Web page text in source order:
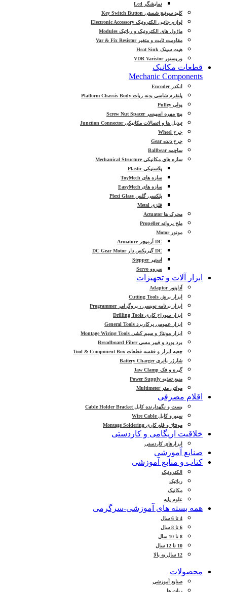
نمایشگر Lcd
کلید سوئیچ شستی Key Switch Button
لوازم جانبی الکترونیک Electronic Accessory
ماژول های الکترونیک و رباتیک Modules
مقاومت ثابت و متغیر Var & Fix Resistor
هیت سینک Heat Sink
وریستور VDR Varistor
قطعات مکانیک
Mechanic Components
انکدر Encoder
پلتفرم شاسی بدنه ربات Platform Chassis Body
پولی Pulley
پیچ مهره اسپیسر Screw Nut Spacer
تبدیل ها و اتصالات مکانیکی Junction Connector
چرخ Wheel
چرخ دنده Gear
ساچمه Ballbear
سازه های مکانیکی Mechanical Structure
پلاستیکی Plastic
سازه های ToyMech
سازه های EasyMech
پلکسی گلس Plexi Glass
فلزی Metal
محرک ها Actuator
ملخ پروانه Propeller
موتور Motor
DC آرمیچر Armature
DC گیربکس دار DC Gear Motor
استپر Stepper
سروو Servo
ابزار آلات و تجهیزات
آداپتور Adaptor
ابزار برش Cutting Tools
ابزار برنامه نویسی ، پروگرامر Programmer
ابزار سوراخ کاری Drilling Tools
ابزار عمومی پرکاربرد General Tools
ابزار مونتاژ و سیم کشی Montage Wiring Tools
برد بورد و فیبر مسی Breadboard Fiber
جعبه ابزار و قفسه قطعات Tool & Component Box
شارژر باتری Battery Charger
گیره و فک Jaw Clamp
منبع تغذیه Power Supply
مولتی متر Multimeter
اقلام مصرفی
بست و نگهدارنده کابل Cable Holder Bracket
سیم و کابل Wire Cable
مونتاژ و قلع کاری Montage Soldering
خلاقیت اریگامی و کاردستی
ابزارهای کاردستی
صنایع آموزشی
کتاب و منابع آموزشی
الکترونیک
رباتیک
مکانیک
علوم پایه
همه بسته های آموزشی-سرگرمی
4 تا 6 سال
6 تا 8 سال
8 تا 10 سال
10 تا 12 سال
12 سال به بالا
محصولات
صنایع آموزشی
ربات ها